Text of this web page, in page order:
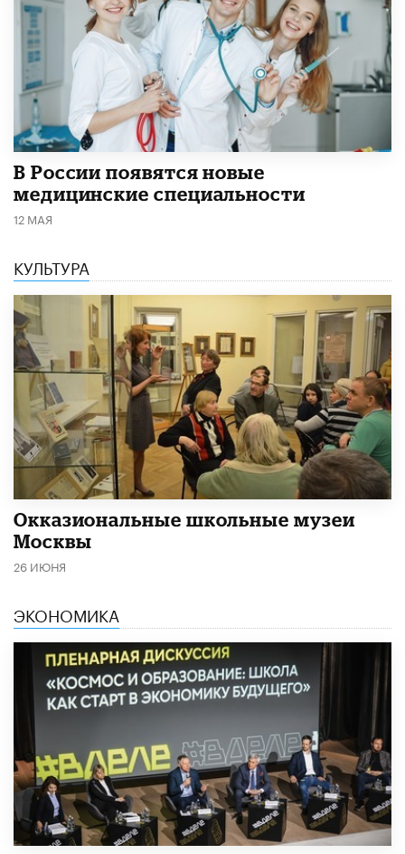
В России появятся новые
медицинские специальности
12 МАЯ
КУЛЬТУРА
​Окказиональные школьные музеи
Москвы
26 ИЮНЯ
ЭКОНОМИКА